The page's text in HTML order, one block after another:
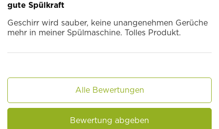
gute Spülkraft
Geschirr wird sauber, keine unangenehmen Gerüche
mehr in meiner Spülmaschine. Tolles Produkt.
Alle Bewertungen
Bewertung abgeben